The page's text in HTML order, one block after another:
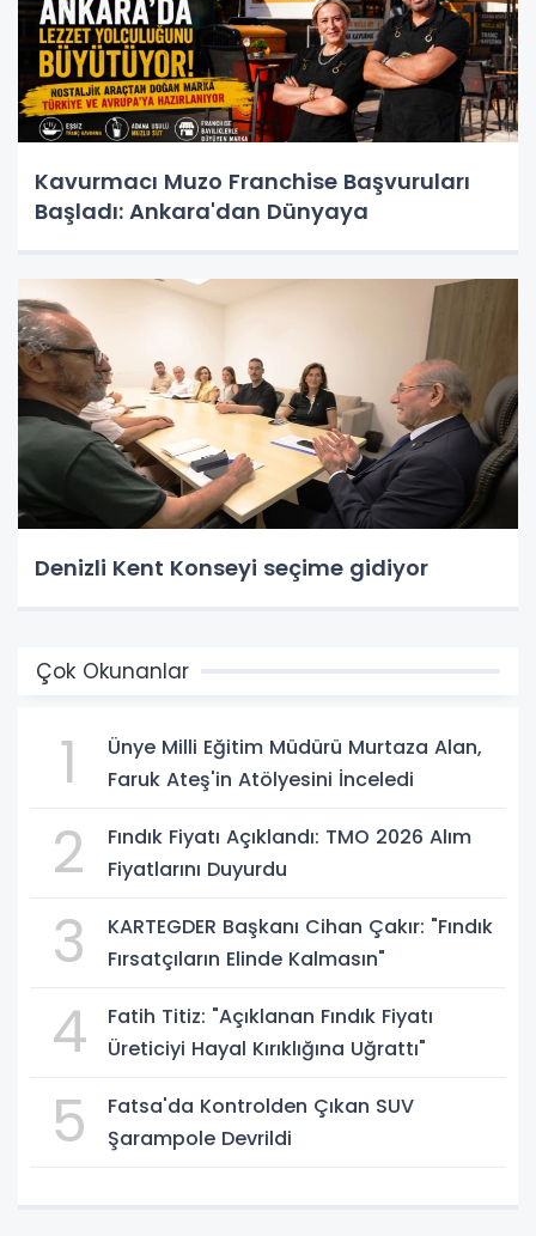
Kavurmacı Muzo Franchise Başvuruları
Başladı: Ankara'dan Dünyaya
Denizli Kent Konseyi seçime gidiyor
Çok Okunanlar
1
Ünye Milli Eğitim Müdürü Murtaza Alan,
Faruk Ateş'in Atölyesini İnceledi
2
Fındık Fiyatı Açıklandı: TMO 2026 Alım
Fiyatlarını Duyurdu
3
KARTEGDER Başkanı Cihan Çakır: "Fındık
Fırsatçıların Elinde Kalmasın"
4
Fatih Titiz: "Açıklanan Fındık Fiyatı
Üreticiyi Hayal Kırıklığına Uğrattı"
5
Fatsa'da Kontrolden Çıkan SUV
Şarampole Devrildi